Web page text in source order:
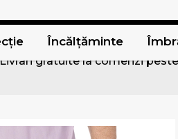
Încălțăminte
gratuite la comenzi